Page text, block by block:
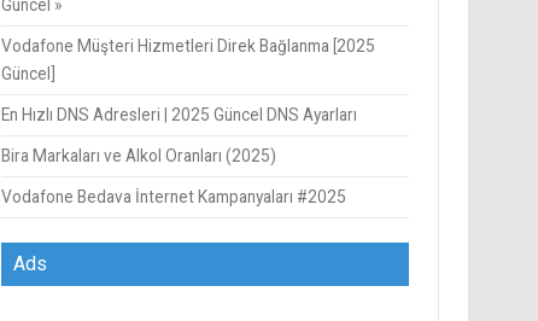
Güncel »
Vodafone Müşteri Hizmetleri Direk Bağlanma [2025
Güncel]
En Hızlı DNS Adresleri | 2025 Güncel DNS Ayarları
Bira Markaları ve Alkol Oranları (2025)
Vodafone Bedava İnternet Kampanyaları #2025
Ads